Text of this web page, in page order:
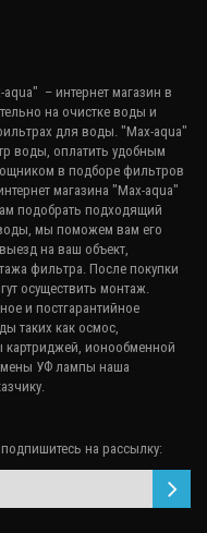
– интернет магазин в
на очистке воды и
для воды. "Max-aqua"
воды, оплатить удобным
в подборе фильтров
магазина "Max-aqua"
подобрать подходящий
мы поможем вам его
на ваш объект,
фильтра. После покупки
осуществить монтаж.
и постгарантийное
таких как осмос,
картриджей, ионообменной
УФ лампы наша
на рассылку: